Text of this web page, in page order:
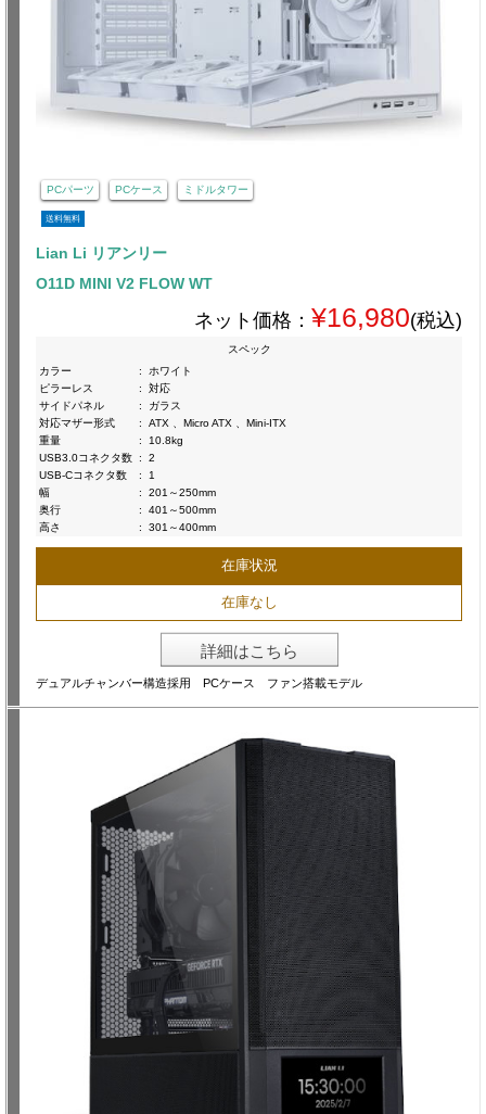
PCパーツ PCケース ミドルタワー
送料無料
Lian Li リアンリー
O11D MINI V2 FLOW WT
ネット価格： ¥16,980(税込)
スペック
カラー
:
ホワイト
ピラーレス
:
対応
サイドパネル
:
ガラス
対応マザー形式
:
ATX 、Micro ATX 、Mini-ITX
重量
:
10.8kg
USB3.0コネクタ数 :
2
USB-Cコネクタ数
:
1
幅
:
201～250mm
奥行
:
401～500mm
高さ
: 301～400mm
在庫状況
在庫なし
詳細はこちら
デュアルチャンバー構造採用 PCケース ファン搭載モデル